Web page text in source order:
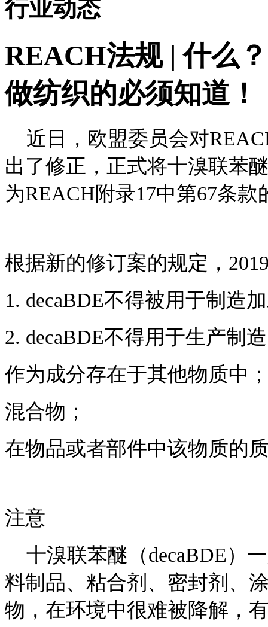
行业动态
REACH法规 | 什么
做纺织的必须知道！
近日，欧盟委员会对
出了修正，正式将十溴联苯
为REACH附录17中第67条款
根据新的修订案的规定，
1. decaBDE不得被用于制造
2. decaBDE不得用于生产制
作为成分存在于其他物质中
混合物；
在物品或者部件中该物质的
注意
十溴联苯醚（decaBDE）
料制品、粘合剂、密封剂、
物，在环境中很难被降解，